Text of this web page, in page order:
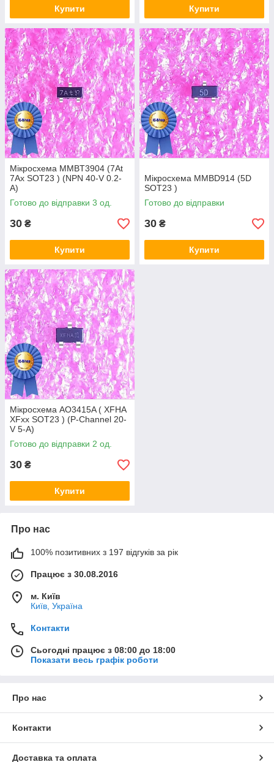
Купити Купити
Мікросхема MMBT3904 (7At
7Ax SOT23 ) (NPN 40-V 0.2-
A)
Готово до відправки 3 од.
30 ₴
Купити
Мікросхема MMBD914 (5D
SOT23 )
Готово до відправки
30 ₴
Купити
Мікросхема AO3415A ( XFHA
XFxx SOT23 ) (P-Channel 20-
V 5-A)
Готово до відправки 2 од.
30 ₴
Купити
Про нас
100% позитивних з 197 відгуків за рік
Працює з 30.08.2016
м. Київ
Київ, Україна
Контакти
Сьогодні працює з 08:00 до 18:00
Показати весь графік роботи
Про нас
Контакти
Доставка та оплата